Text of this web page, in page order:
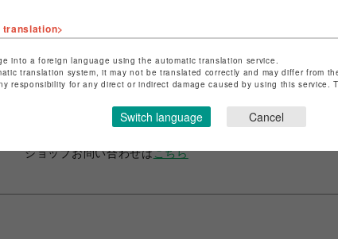
ショップ名
グレースコンチネンタル・ザ・バンケット
ショップお問い合わせはこちら
translation>
into a foreign language using the automatic translation service.
translation system, it may not be translated correctly and may differ from
responsibility for any direct or indirect damage caused by using this service.
Switch language Cancel